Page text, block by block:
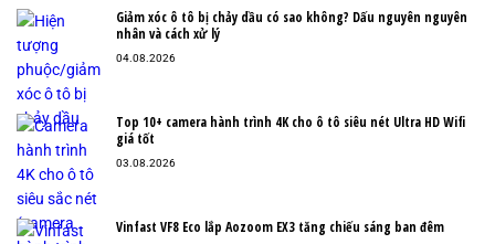
Giảm xóc ô tô bị chảy dầu có sao không? Dấu nguyên nguyên
nhân và cách xử lý
04.08.2026
Top 10+ camera hành trình 4K cho ô tô siêu nét Ultra HD Wifi
giá tốt
03.08.2026
Vinfast VF8 Eco lắp Aozoom EX3 tăng chiếu sáng ban đêm